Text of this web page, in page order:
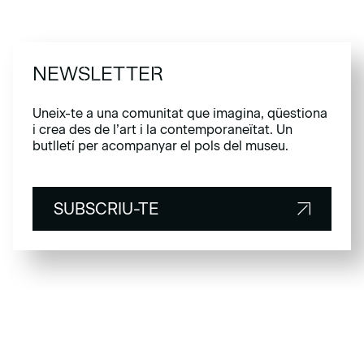
NEWSLETTER
Uneix-te a una comunitat que imagina, qüestiona
i crea des de l’art i la contemporaneïtat. Un
butlletí per acompanyar el pols del museu.
SUBSCRIU-TE
SUBSCRIU-TE